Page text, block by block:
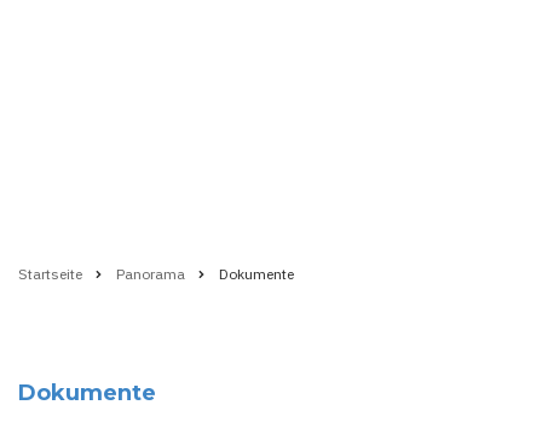
Startseite Panorama Dokumente
Dokumente